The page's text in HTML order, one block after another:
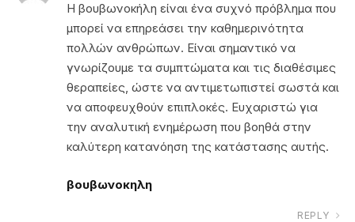
Η βουβωνοκήλη είναι ένα συχνό πρόβλημα που
μπορεί να επηρεάσει την καθημερινότητα
πολλών ανθρώπων. Είναι σημαντικό να
γνωρίζουμε τα συμπτώματα και τις διαθέσιμες
θεραπείες, ώστε να αντιμετωπιστεί σωστά και
να αποφευχθούν επιπλοκές. Ευχαριστώ για
την αναλυτική ενημέρωση που βοηθά στην
καλύτερη κατανόηση της κατάστασης αυτής.
βουβωνοκηλη
REPLY